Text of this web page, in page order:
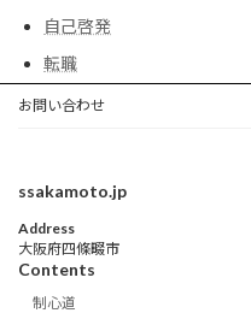
自己啓発
転職
お問い合わせ
ssakamoto.jp
Address
大阪府四條畷市
Contents
制心道